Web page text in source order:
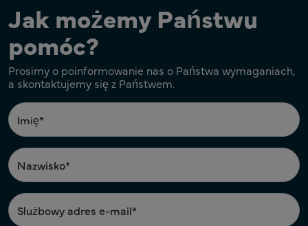
Jak możemy Państwu
pomóc?
Prosimy o poinformowanie nas o Państwa wymaganiach,
a skontaktujemy się z Państwem.